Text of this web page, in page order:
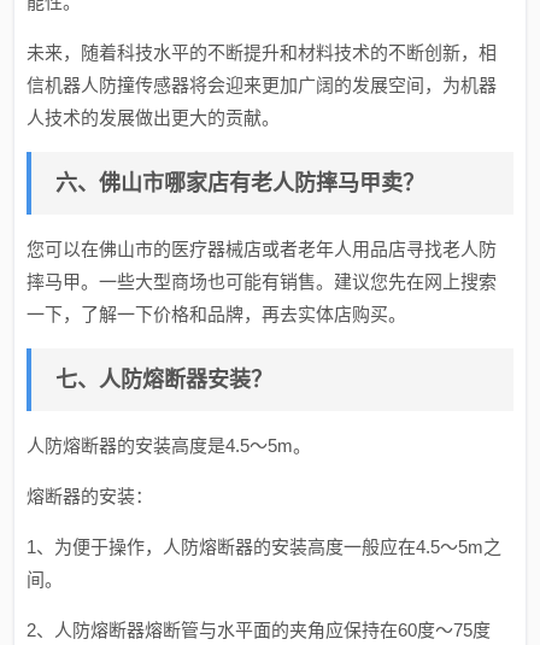
未来，随着科技水平的不断提升和材料技术的不断创新，相
信机器人防撞传感器将会迎来更加广阔的发展空间，为机器
人技术的发展做出更大的贡献。
六、佛山市哪家店有老人防摔马甲卖？
您可以在佛山市的医疗器械店或者老年人用品店寻找老人防
摔马甲。一些大型商场也可能有销售。建议您先在网上搜索
一下，了解一下价格和品牌，再去实体店购买。
七、人防熔断器安装？
人防熔断器的安装高度是4.5～5m。
熔断器的安装：
1、为便于操作，人防熔断器的安装高度一般应在4.5～5m之
间。
2、人防熔断器熔断管与水平面的夹角应保持在60度～75度